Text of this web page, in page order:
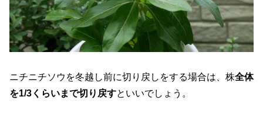
ニチニチソウを冬越し前に切り戻しをする場合は、株全体
を1/3くらいまで切り戻すといいでしょう。